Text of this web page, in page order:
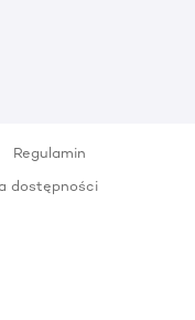
Regulamin
dostępności